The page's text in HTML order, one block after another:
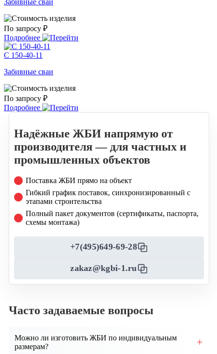
По запросу ₽
Подробнее
С 150-40-11
Забивные сваи
По запросу ₽
Подробнее
Надёжные ЖБИ напрямую от
производителя — для частных и
промышленных объектов
Поставка ЖБИ прямо на объект
Гибкий график поставок, синхронизированный с
этапами строительства
Полный пакет документов (сертификаты, паспорта,
схемы монтажа)
+7(495)649-69-28
zakaz@kgbi-1.ru
Часто задаваемые вопросы
Можно ли изготовить ЖБИ по индивидуальным
размерам?
+